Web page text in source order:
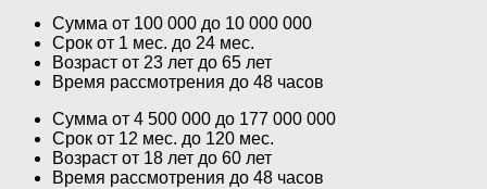
Сумма от 100 000 до 10 000 000
Срок от 1 мес. до 24 мес.
Возраст от 23 лет до 65 лет
Время рассмотрения до 48 часов
Сумма от 4 500 000 до 177 000 000
Срок от 12 мес. до 120 мес.
Возраст от 18 лет до 60 лет
Время рассмотрения до 48 часов